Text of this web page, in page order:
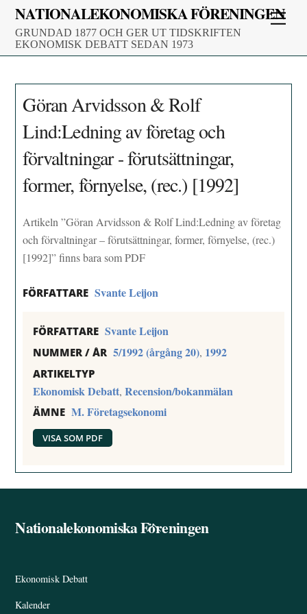
Skip
content
NATIONALEKONOMISKA FÖRENINGEN
GRUNDAD 1877 OCH GER UT TIDSKRIFTEN
EKONOMISK DEBATT SEDAN 1973
Göran Arvidsson & Rolf
Lind:Ledning av företag och
förvaltningar - förutsättningar,
former, förnyelse, (rec.) [1992]
Artikeln ”Göran Arvidsson & Rolf Lind:Ledning av företag
och förvaltningar – förutsättningar, former, förnyelse, (rec.)
[1992]” finns bara som PDF
FÖRFATTARE Svante Leijon
FÖRFATTARE Svante Leijon
NUMMER / ÅR 5/1992 (årgång 20), 1992
ARTIKELTYP
Ekonomisk Debatt,Recension/bokanmälan
ÄMNE M. Företagsekonomi
VISA SOM PDF
Back
Nationalekonomiska Föreningen
Ekonomisk Debatt
Kalender